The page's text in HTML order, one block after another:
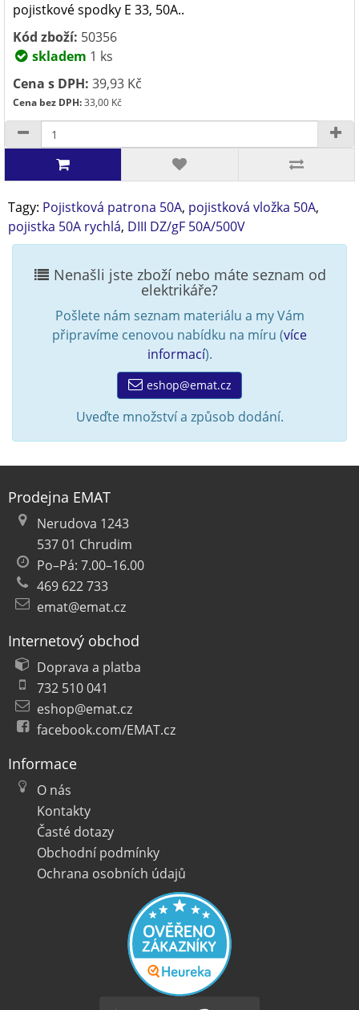
pojistkové spodky E 33, 50A..
Kód zboží: 50356
skladem 1 ks
Cena s DPH: 39,93 Kč
Cena bez DPH:33,00 Kč
Tagy: Pojistková patrona 50A, pojistková vložka 50A,
pojistka 50A rychlá, DIII DZ/gF 50A/500V
Nenašli jste zboží nebo máte seznam od
elektrikáře?
Pošlete nám seznam materiálu a my Vám
připravíme cenovou nabídku na míru (více
informací).
eshop@emat.cz
Uveďte množství a způsob dodání.
Prodejna EMAT
Nerudova 1243
537 01 Chrudim
Po–Pá: 7.00–16.00
469 622 733
emat@emat.cz
Internetový obchod
Doprava a platba
732 510 041
eshop@emat.cz
facebook.com/EMAT.cz
Informace
O nás
Kontakty
Časté dotazy
Obchodní podmínky
Ochrana osobních údajů